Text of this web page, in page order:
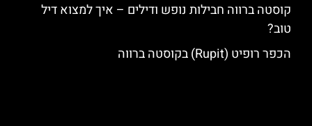
קוסטה ברווה חבילות נופש ודילים – איך למצוא דיל
טוב?
הכפר רופיט (Rupit) בקוסטה ברווה